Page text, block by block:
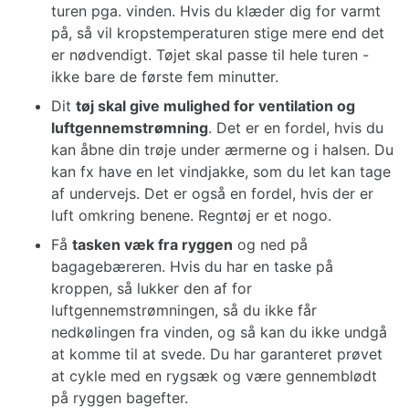
turen pga. vinden. Hvis du klæder dig for varmt
på, så vil kropstemperaturen stige mere end det
er nødvendigt. Tøjet skal passe til hele turen -
ikke bare de første fem minutter.
Dit tøj skal give mulighed for ventilation og
luftgennemstrømning. Det er en fordel, hvis du
kan åbne din trøje under ærmerne og i halsen. Du
kan fx have en let vindjakke, som du let kan tage
af undervejs. Det er også en fordel, hvis der er
luft omkring benene. Regntøj er et nogo.
Få tasken væk fra ryggen og ned på
bagagebæreren. Hvis du har en taske på
kroppen, så lukker den af for
luftgennemstrømningen, så du ikke får
nedkølingen fra vinden, og så kan du ikke undgå
at komme til at svede. Du har garanteret prøvet
at cykle med en rygsæk og være gennemblødt
på ryggen bagefter.